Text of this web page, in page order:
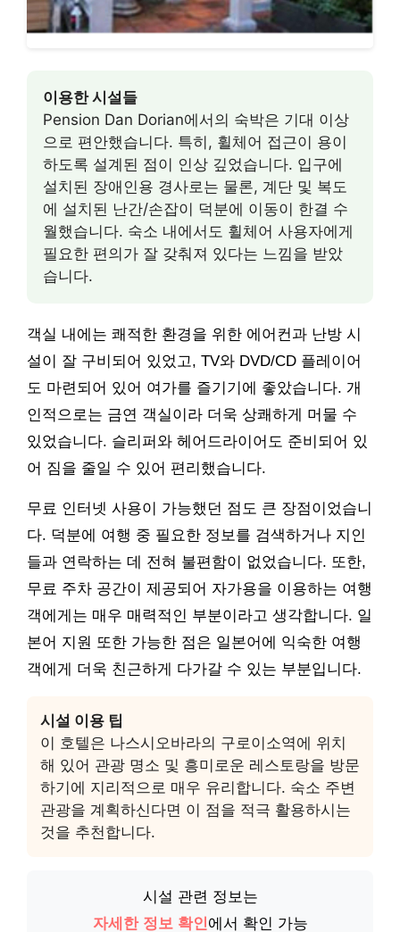
이용한 시설들
Pension Dan Dorian에서의 숙박은 기대 이상
으로 편안했습니다. 특히, 휠체어 접근이 용이
하도록 설계된 점이 인상 깊었습니다. 입구에
설치된 장애인용 경사로는 물론, 계단 및 복도
에 설치된 난간/손잡이 덕분에 이동이 한결 수
월했습니다. 숙소 내에서도 휠체어 사용자에게
필요한 편의가 잘 갖춰져 있다는 느낌을 받았
습니다.
객실 내에는 쾌적한 환경을 위한 에어컨과 난방 시
설이 잘 구비되어 있었고, TV와 DVD/CD 플레이어
도 마련되어 있어 여가를 즐기기에 좋았습니다. 개
인적으로는 금연 객실이라 더욱 상쾌하게 머물 수
있었습니다. 슬리퍼와 헤어드라이어도 준비되어 있
어 짐을 줄일 수 있어 편리했습니다.
무료 인터넷 사용이 가능했던 점도 큰 장점이었습니
다. 덕분에 여행 중 필요한 정보를 검색하거나 지인
들과 연락하는 데 전혀 불편함이 없었습니다. 또한,
무료 주차 공간이 제공되어 자가용을 이용하는 여행
객에게는 매우 매력적인 부분이라고 생각합니다. 일
본어 지원 또한 가능한 점은 일본어에 익숙한 여행
객에게 더욱 친근하게 다가갈 수 있는 부분입니다.
시설 이용 팁
이 호텔은 나스시오바라의 구로이소역에 위치
해 있어 관광 명소 및 흥미로운 레스토랑을 방문
하기에 지리적으로 매우 유리합니다. 숙소 주변
관광을 계획하신다면 이 점을 적극 활용하시는
것을 추천합니다.
시설 관련 정보는
자세한 정보 확인에서 확인 가능